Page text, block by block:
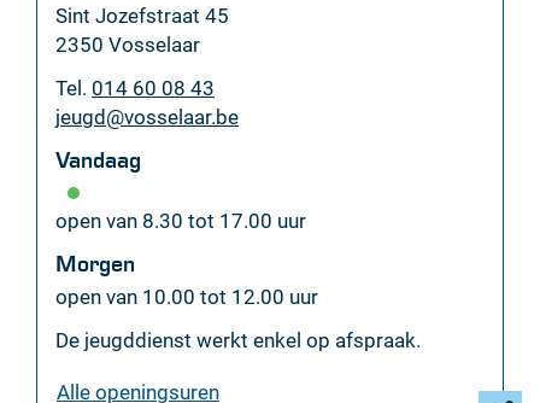
Adres
Sint Jozefstraat 45
,2350 Vosselaar
Tel. 014 60 08 43
E-
jeugd @vosselaar.be
Vandaag
open van 8.30 tot 17.00 uur
Morgen
open van 10.00 tot 12.00 uur
De jeugddienst werkt enkel op afspraak.
Alle openingsurenjeugddienst